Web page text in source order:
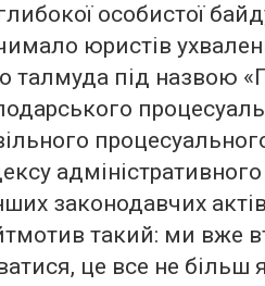
особистої
юристів
талмуда під назвою
законодавчих
такий: ми вже
це все не більш